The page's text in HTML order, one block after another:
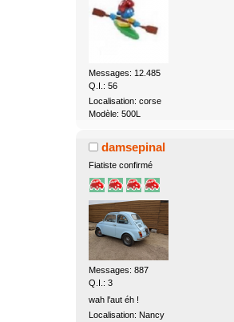
Messages: 12.485
Q.I.: 56
Localisation: corse
Modèle: 500L
damsepinal
Fiatiste confirmé
Messages: 887
Q.I.: 3
wah l'aut éh !
Localisation: Nancy